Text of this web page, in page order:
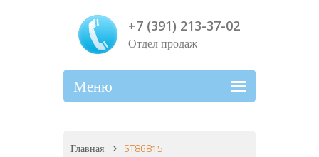
+7 (391) 213-37-02
Отдел продаж
Главная ST86815